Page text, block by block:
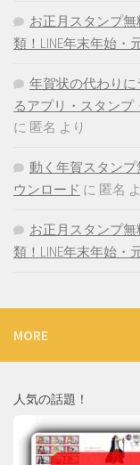
お正月スタンプ無
類！LINE年末年始・
年賀状の代わりに
るアプリ・スタンプ
に 匿名 より
動く年賀スタンプ
ウンロード に 匿名
お正月スタンプ無
類！LINE年末年始・
MORE
人気の話題！